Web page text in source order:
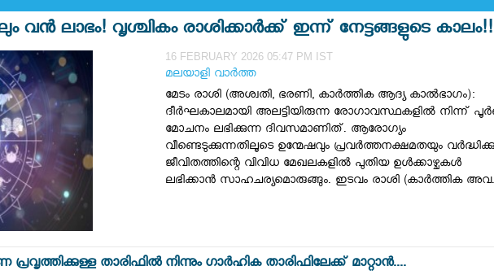
വൻ ലാഭം! വൃശ്ചികം രാശിക്കാർക്ക് ഇന്ന് നേട്ടങ്ങളുടെ
16 FEBRUARY 2026 05:47 PM IST
മലയാളി വാര്‍ത്ത
മേടം രാശി (അശ്വതി, ഭരണി, കാർത്തിക ആദ്യ കാൽഭാഗം):
ദീർഘകാലമായി അലട്ടിയിരുന്ന രോഗാവസ്ഥകളിൽ നിന്ന്
മോചനം ലഭിക്കുന്ന ദിവസമാണിത്. ആരോഗ്യം
വീണ്ടെടുക്കുന്നതിലൂടെ ഉന്മേഷവും പ്രവർത്തനക്ഷമതയും
ജീവിതത്തിന്റെ വിവിധ മേഖലകളിൽ പുതിയ ഉൾക്കാഴ്ചകൾ
ലഭിക്കാൻ സാഹചര്യമൊരുങ്ങും. ഇടവം രാശി (കാർത്തിക
താരിഫില്‍ നിന്നും ഗാര്‍ഹിക താരിഫിലേക്ക് മാറ്റാന്‍....